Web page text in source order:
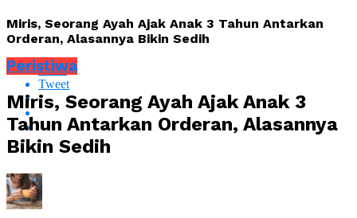
Miris, Seorang Ayah Ajak Anak 3 Tahun Antarkan
Orderan, Alasannya Bikin Sedih
Share
Tweet
Peristiwa
Miris, Seorang Ayah Ajak Anak 3
Tahun Antarkan Orderan, Alasannya
Bikin Sedih